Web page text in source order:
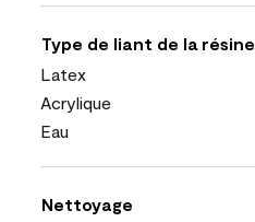
Type de liant de la résine
Latex
Acrylique
Eau
Nettoyage